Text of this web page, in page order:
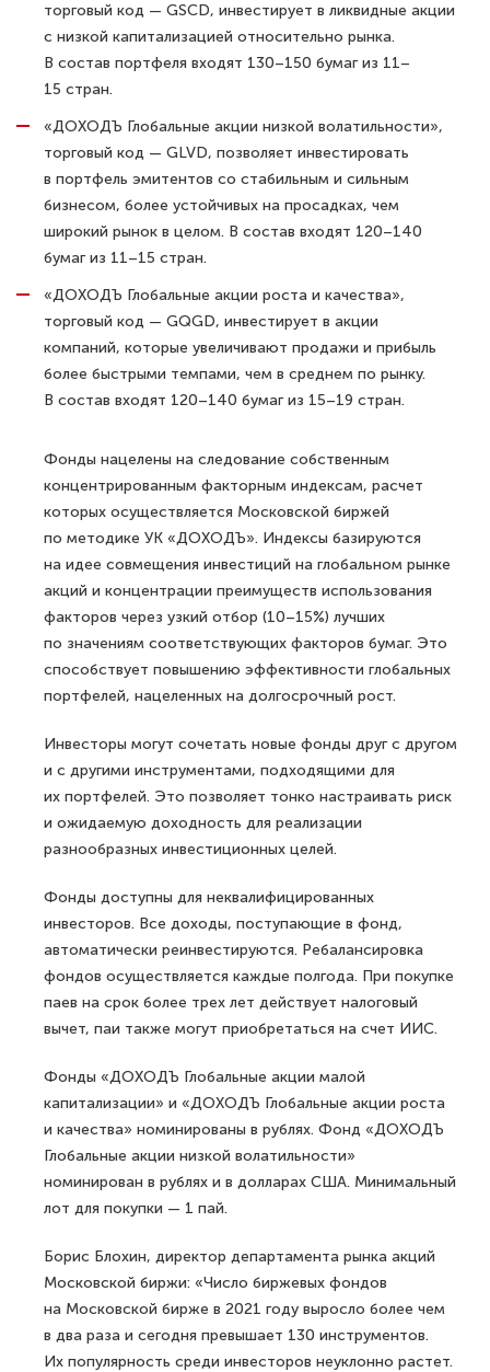
торговый код — GSCD, инвестирует в ликвидные акции
с низкой капитализацией относительно рынка.
В состав портфеля входят 130–150 бумаг из 11–
15 стран.
«ДОХОДЪ Глобальные акции низкой волатильности»,
торговый код — GLVD, позволяет инвестировать
в портфель эмитентов со стабильным и сильным
бизнесом, более устойчивых на просадках, чем
широкий рынок в целом. В состав входят 120–140
бумаг из 11–15 стран.
«ДОХОДЪ Глобальные акции роста и качества»,
торговый код — GQGD, инвестирует в акции
компаний, которые увеличивают продажи и прибыль
более быстрыми темпами, чем в среднем по рынку.
В состав входят 120–140 бумаг из 15–19 стран.
Фонды нацелены на следование собственным
концентрированным факторным индексам, расчет
которых осуществляется Московской биржей
по методике УК «ДОХОДЪ». Индексы базируются
на идее совмещения инвестиций на глобальном рынке
акций и концентрации преимуществ использования
факторов через узкий отбор (10–15%) лучших
по значениям соответствующих факторов бумаг. Это
способствует повышению эффективности глобальных
портфелей, нацеленных на долгосрочный рост.
Инвесторы могут сочетать новые фонды друг с другом
и с другими инструментами, подходящими для
их портфелей. Это позволяет тонко настраивать риск
и ожидаемую доходность для реализации
разнообразных инвестиционных целей.
Фонды доступны для неквалифицированных
инвесторов. Все доходы, поступающие в фонд,
автоматически реинвестируются. Ребалансировка
фондов осуществляется каждые полгода. При покупке
паев на срок более трех лет действует налоговый
вычет, паи также могут приобретаться на счет ИИС.
Фонды «ДОХОДЪ Глобальные акции малой
капитализации» и «ДОХОДЪ Глобальные акции роста
и качества» номинированы в рублях. Фонд «ДОХОДЪ
Глобальные акции низкой волатильности»
номинирован в рублях и в долларах США. Минимальный
лот для покупки — 1 пай.
Борис Блохин, директор департамента рынка акций
Московской биржи: «Число биржевых фондов
на Московской бирже в 2021 году выросло более чем
в два раза и сегодня превышает 130 инструментов.
Их популярность среди инвесторов неуклонно растет.